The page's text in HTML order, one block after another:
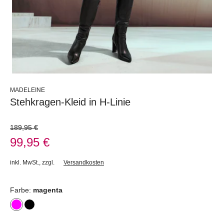
MADELEINE
Stehkragen-Kleid in H-Linie
189,95 €
99,95 €
inkl. MwSt. zzgl. Versandkosten
Farbe: magenta